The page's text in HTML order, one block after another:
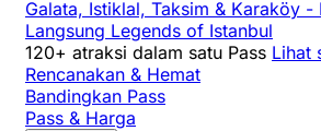
Galata, Istiklal, Taksim & Karaköy -
Langsung Legends of Istanbul
120+ atraksi dalam satu Pass Lihat
Rencanakan & Hemat
Bandingkan Pass
Pass & Harga